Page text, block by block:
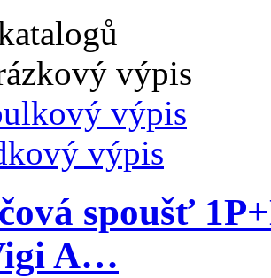
výpis
výpis
výpis
spoušť
A…